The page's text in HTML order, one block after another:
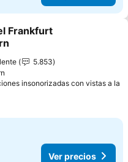
a favoritos
Frankfurt
5.853
insonorizadas con vistas a la
Ver precios